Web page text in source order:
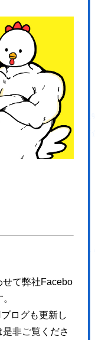
せて弊社Facebo
ログも更新し
非ご覧くださ
</h2>
(水)</p>
かやま子育て応援宣
link1">
1023px)"